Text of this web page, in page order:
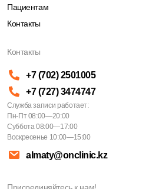
Пациентам
Контакты
Контакты
+7 (702) 2501005
+7 (727) 3474747
Служба записи работает:
Пн-Пт 08:00—20:00
Суббота 08:00—17:00
Воскресенье 10:00—15:00
almaty@onclinic.kz